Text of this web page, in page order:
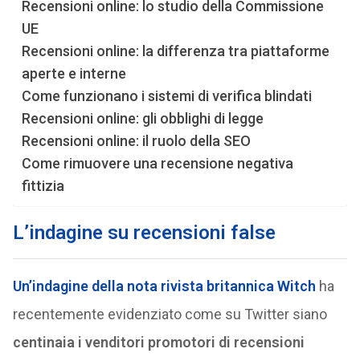
Recensioni online: lo studio della Commissione
UE
Recensioni online: la differenza tra piattaforme
aperte e interne
Come funzionano i sistemi di verifica blindati
Recensioni online: gli obblighi di legge
Recensioni online: il ruolo della SEO
Come rimuovere una recensione negativa
fittizia
L’indagine su recensioni false
Un’indagine della nota rivista britannica Witch ha
recentemente evidenziato come su Twitter siano
centinaia i venditori promotori di recensioni